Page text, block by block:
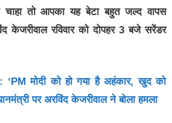
चाहा तो आपका यह बेटा बहुत जल्द वापस
केजरीवाल रविवार को दोपहर 3 बजे सरेंडर
‘PM मोदी को हो गया है अहंकार, खुद को
पर अरविंद केजरीवाल ने बोला हमला